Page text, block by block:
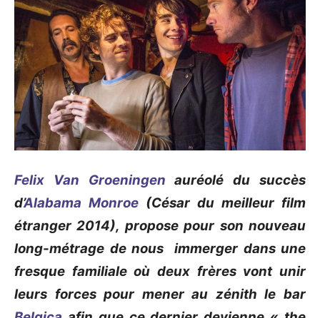
Felix Van Groeningen auréolé du succès
d’Alabama Monroe (César du meilleur film
étranger 2014), propose pour son nouveau
long-métrage de nous immerger dans une
fresque familiale où deux frères vont unir
leurs forces pour mener au zénith le bar